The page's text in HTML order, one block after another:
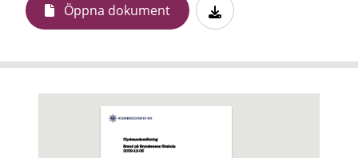
Öppna dokument